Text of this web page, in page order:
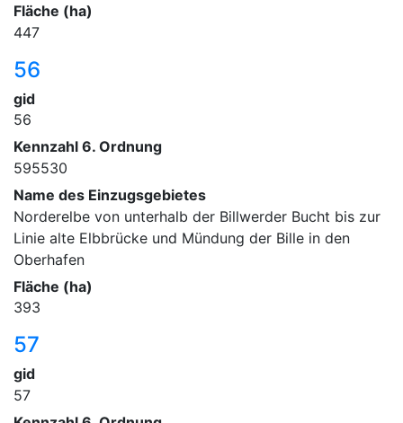
Fläche (ha)
447
56
gid
56
Kennzahl 6. Ordnung
595530
Name des Einzugsgebietes
Norderelbe von unterhalb der Billwerder Bucht bis zur
Linie alte Elbbrücke und Mündung der Bille in den
Oberhafen
Fläche (ha)
393
57
gid
57